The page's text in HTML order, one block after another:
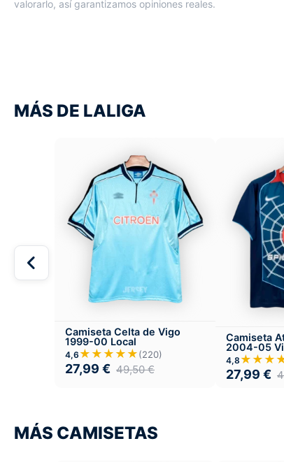
valorarlo, así garantizamos opiniones reales.
MÁS DE LALIGA
Camiseta Celta de Vigo
1999-00 Local
4,6 ★★★★★(220)
27,99 € 49,50€
Camiseta
2004-05
4,8
27,99 €
MÁS CAMISETAS